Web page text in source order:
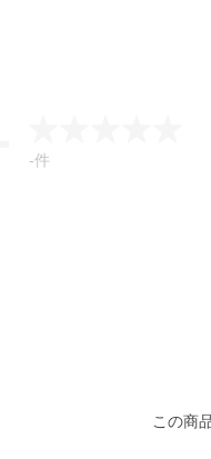
-件
この商